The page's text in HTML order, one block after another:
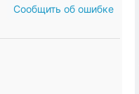
Сообщить об ошибке